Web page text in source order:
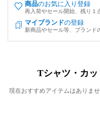
商品のお気に入り登録
再入荷やセール開始、残り１
マイブランドの登録
新商品やセール等、ブランド
Tシャツ・カ
現在おすすめアイテムはありませ